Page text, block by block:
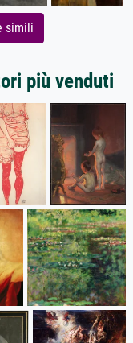
simili
più venduti